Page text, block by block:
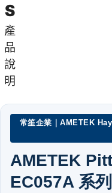
S
產
品
說
明
常笙企業｜AMETEK
AMETEK
EC057A 系列